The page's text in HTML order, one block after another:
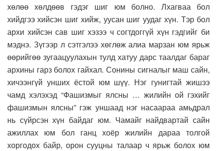
хөлөө хөлдөөв гэдэг шиг юм болно. Лхагваа бол
хийдгээ хийсэн шиг хийж, уусан шиг уудаг хүн. Тэр бол
архи хийсэн сав шиг хэзээ ч согтдоггүй хүн гэдгийг би
мэднэ. Зүгээр л сэтгэлээ хөглөж алиа марзан юм ярьж
өөрийгөө зугаацуулахын тулд хатуу дарс таалдаг бараг
архины гарз болох гайхал. Сонины сигналыг маш сайн,
хичээнгүй унших ёстой юм шүү. Нэг гунигтай жишээ
чамд хэлэхэд “Фашизмыг ялсны … жилийн ой гэхийг
фашизмын ялсны” гэж уншаад нэг насаараа амьдрал
нь сүйрсэн хүн байдаг юм. Чамайг найдвартай сайн
ажиллах юм бол ганц хоёр жилийн дараа толгой
хоргодох байр, орон сууцны талаар ч ярьж болох юм